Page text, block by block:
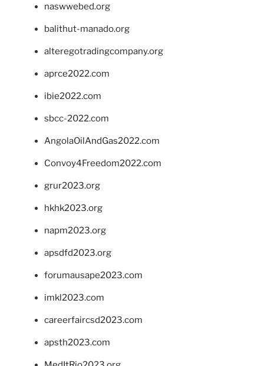
naswwebed.org
balithut-manado.org
alteregotradingcompany.org
aprce2022.com
ibie2022.com
sbcc-2022.com
AngolaOilAndGas2022.com
Convoy4Freedom2022.com
grur2023.org
hkhk2023.org
napm2023.org
apsdfd2023.org
forumausape2023.com
imkl2023.com
careerfaircsd2023.com
apsth2023.com